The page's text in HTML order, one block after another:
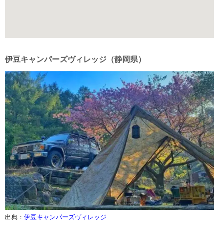
伊豆キャンパーズヴィレッジ（静岡県）
出典： 伊豆キャンパーズヴィレッジ